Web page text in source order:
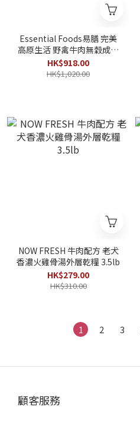
Essential Foods易膳 完美
高原生活 野禽牛肉無穀成犬
配方 ( 細粒 ) 10kg
HK$918.00
HK$1,020.00
NOW FRESH 牛肉配方 老犬
香濃火雞骨湯外層乾糧 3.5lb
HK$279.00
HK$310.00
1 2 3
顧客服務